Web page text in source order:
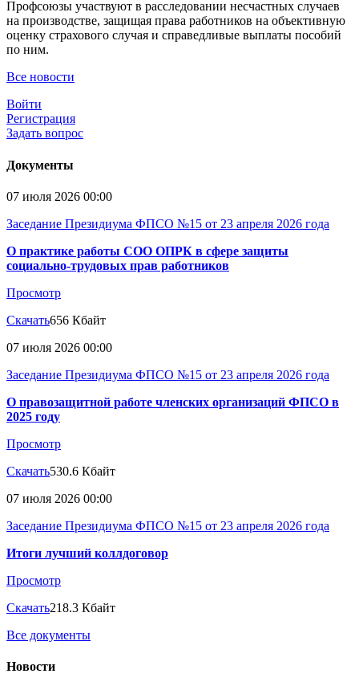
Профсоюзы участвуют в расследовании несчастных случаев
на производстве, защищая права работников на объективную
оценку страхового случая и справедливые выплаты пособий
по ним.
Все новости
Войти
Регистрация
Задать вопрос
Документы
07 июля 2026 00:00
Заседание Президиума ФПСО №15 от 23 апреля 2026 года
О практике работы СОО ОПРК в сфере защиты
социально-трудовых прав работников
Просмотр
Скачать656 Кбайт
07 июля 2026 00:00
Заседание Президиума ФПСО №15 от 23 апреля 2026 года
О правозащитной работе членских организаций ФПСО в
2025 году
Просмотр
Скачать530.6 Кбайт
07 июля 2026 00:00
Заседание Президиума ФПСО №15 от 23 апреля 2026 года
Итоги лучший коллдоговор
Просмотр
Скачать218.3 Кбайт
Все документы
Новости